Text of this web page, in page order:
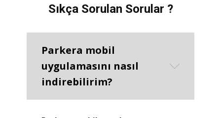
Sıkça Sorulan Sorular ?
Parkera mobil
uygulamasını nasıl
indirebilirim?